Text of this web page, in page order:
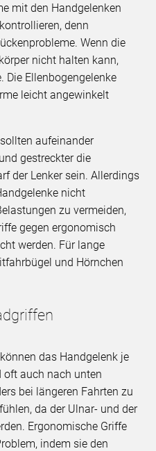
mit den Handgelenken
denn
Wenn die
nicht halten kann,
Die Ellenbogengelenke
leicht angewinkelt
aufeinander
gestreckter die
der Lenker sein. Allerdings
nicht
zu vermeiden,
gegen ergonomisch
werden. Für lange
und Hörnchen
das Handgelenk je
oft auch nach unten
bei längeren Fahrten zu
da der Ulnar- und der
Ergonomische Griffe
indem sie den